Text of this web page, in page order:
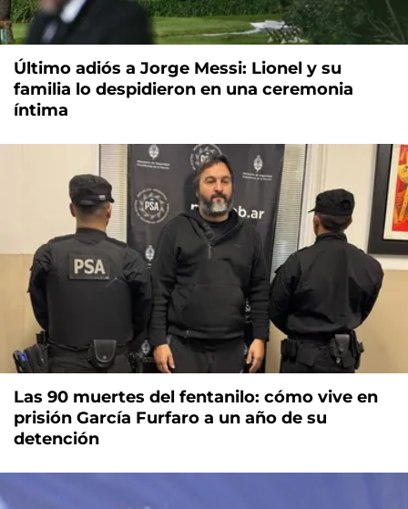
Último adiós a Jorge Messi: Lionel y su
familia lo despidieron en una ceremonia
íntima
Las 90 muertes del fentanilo: cómo vive en
prisión García Furfaro a un año de su
detención